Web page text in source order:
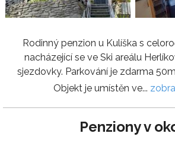
Rodinný penzion u Kulíška s
nacházející se ve Ski areálu
sjezdovky. Parkování je zdarma
Objekt je umístěn ve...
Penziony v